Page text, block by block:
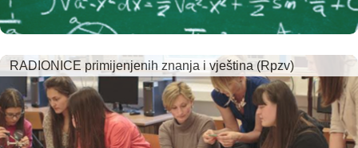
RADIONICE primijenjenih znanja i vještina (Rpzv)